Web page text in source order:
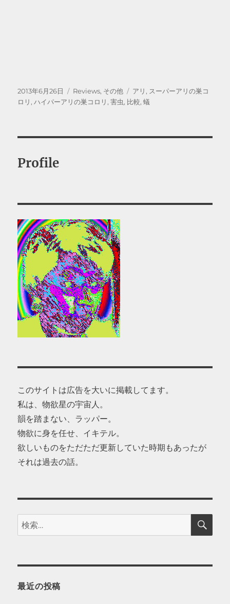
投
稿
2013年6月26日
カ
テ
Reviews, その他
タ
グ
アリ , スーパーアリの巣コ
ロリ ,ハイパーアリの巣コロリ ,害虫, 比較,蟻
Profile
このサイトは広告を大いに掲載してます。
私は、物欲星の宇宙人。
韻を踏まない、ラッパー。
物欲に身を任せ、イキテル。
欲しいものをただただ更新していた時期もあったが
それは過去の話。
検
索:
検
最近の投稿